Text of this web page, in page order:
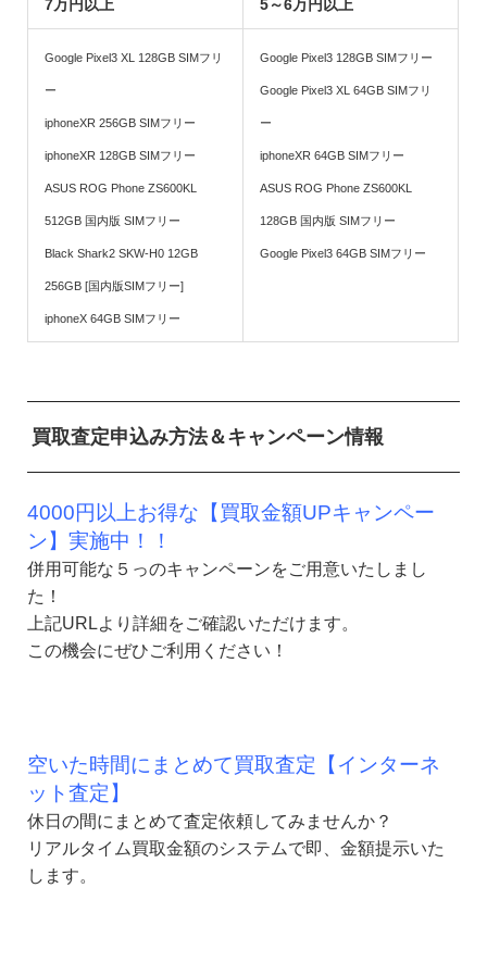
7万円以上 5～6万円以上
Google Pixel3 XL 128GB SIMフリ
ー
iphoneXR 256GB SIMフリー
iphoneXR 128GB SIMフリー
ASUS ROG Phone ZS600KL
512GB 国内版 SIMフリー
Black Shark2 SKW-H0 12GB
256GB [国内版SIMフリー]
iphoneX 64GB SIMフリー
Google Pixel3 128GB SIMフリー
Google Pixel3 XL 64GB SIMフリ
ー
iphoneXR 64GB SIMフリー
ASUS ROG Phone ZS600KL
128GB 国内版 SIMフリー
Google Pixel3 64GB SIMフリー
買取査定申込み方法＆キャンペーン情報
4000円以上お得な【買取金額UPキャンペー
ン】実施中！！
併用可能な５っのキャンペーンをご用意いたしまし
た！
上記URLより詳細をご確認いただけます。
この機会にぜひご利用ください！
空いた時間にまとめて買取査定【インターネ
ット査定】
休日の間にまとめて査定依頼してみませんか？
リアルタイム買取金額のシステムで即、金額提示いた
します。